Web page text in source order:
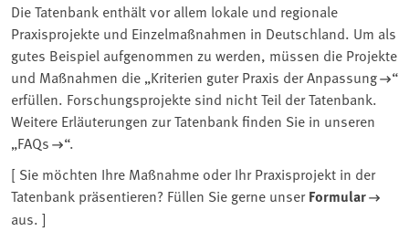
Die Tatenbank enthält vor allem lokale und regionale
Praxisprojekte und Einzelmaßnahmen in Deutschland. Um als
gutes Beispiel aufgenommen zu werden, müssen die Projekte
und Maßnahmen die „Kriterien guter Praxis der Anpassung
“
erfüllen. Forschungsprojekte sind nicht Teil der Tatenbank.
Weitere Erläuterungen zur Tatenbank finden Sie in unseren
„FAQs
“.
[ Sie möchten Ihre Maßnahme oder Ihr Praxisprojekt in der
Tatenbank präsentieren? Füllen Sie gerne unserFormular
aus. ]